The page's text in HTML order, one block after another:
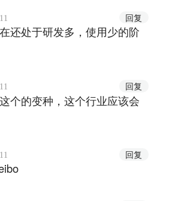
回复
还处于研发多，使用少的阶
回复
个的变种，这个行业应该会
回复